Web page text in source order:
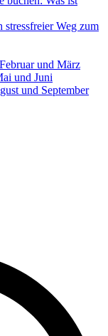
Weg zum
und März
und Juni
und September